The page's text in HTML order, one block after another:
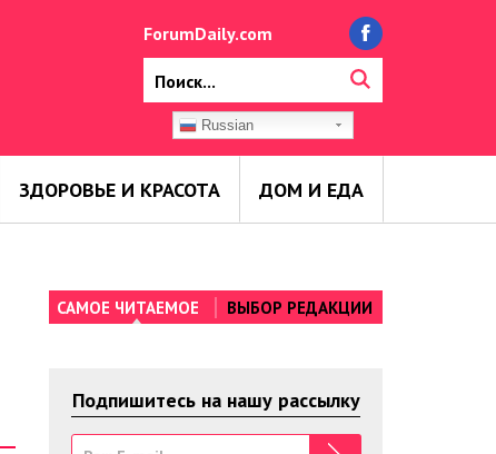
ForumDaily.com
Russian
ЗДОРОВЬЕ И КРАСОТА ДОМ И ЕДА
САМОЕ ЧИТАЕМОЕ ВЫБОР РЕДАКЦИИ
Подпишитесь на нашу рассылку